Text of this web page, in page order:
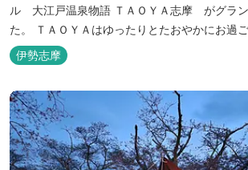
ル 大江戸温泉物語 ＴＡＯＹＡ志摩 がグラ
た。 ＴＡＯＹＡはゆったりとたおやかにお過
を目指し、カキの産地の鳥羽市浦村町にオープ
は太平洋に注ぐ伊勢湾の海の風景が広がり、後
「インフィニティ風呂」と呼...
伊勢志摩